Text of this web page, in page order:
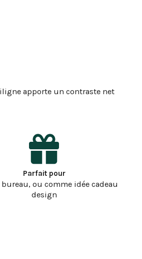
apporte un contraste net
Parfait pour
ou comme idée cadeau
design